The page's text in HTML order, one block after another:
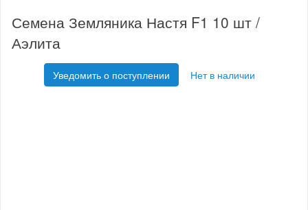
Семена Земляника Настя F1 10 шт /
Аэлита
Уведомить о поступлении Нет в наличии